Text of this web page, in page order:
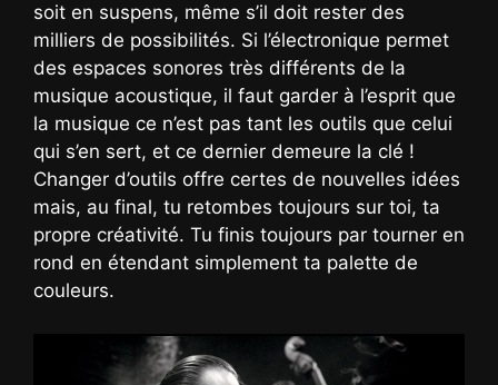
soit en suspens, même s’il doit rester des
milliers de possibilités. Si l’électronique permet
des espaces sonores très différents de la
musique acoustique, il faut garder à l’esprit que
la musique ce n’est pas tant les outils que celui
qui s’en sert, et ce dernier demeure la clé !
Changer d’outils offre certes de nouvelles idées
mais, au final, tu retombes toujours sur toi, ta
propre créativité. Tu finis toujours par tourner en
rond en étendant simplement ta palette de
couleurs.